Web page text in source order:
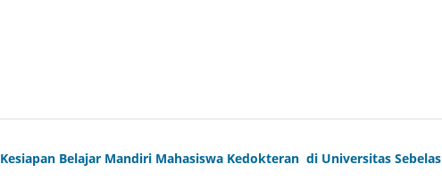
Belajar Mandiri Mahasiswa Kedokteran di Universitas Sebelas